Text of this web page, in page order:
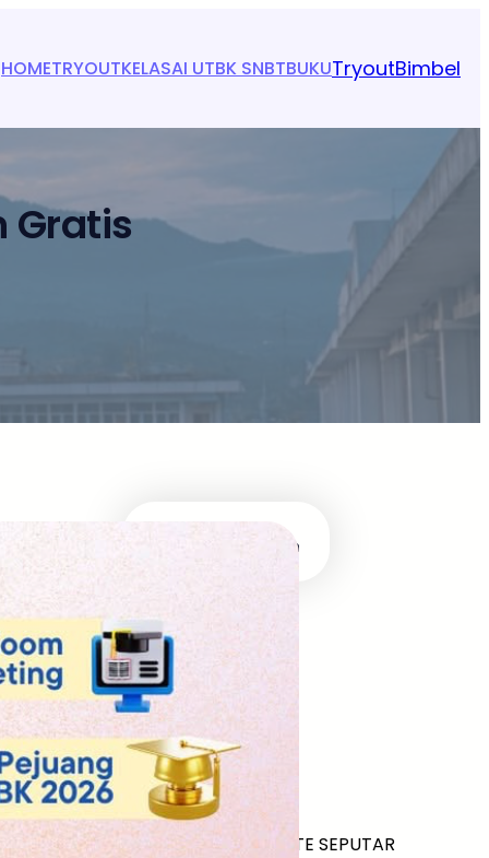
HOMETRYOUTKELASAI UTBK SNBTBUKUTryoutBimbel
Gratis
Masuk Univ Impian
UTBK SNBT
MEDIA INFOMRASI TERUPDATE SEPUTAR